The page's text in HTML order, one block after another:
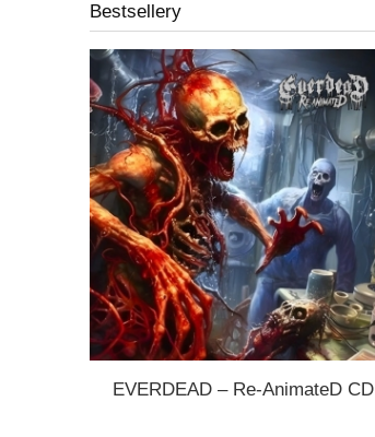
Bestsellery
EVERDEAD – Re-AnimateD CD